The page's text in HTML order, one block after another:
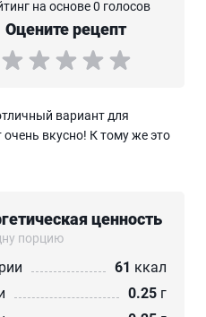
на основе 0 голосов
Оцените рецепт
вариант для
вкусно! К тому же это
ценность
порцию
61 ккал
0.25 г